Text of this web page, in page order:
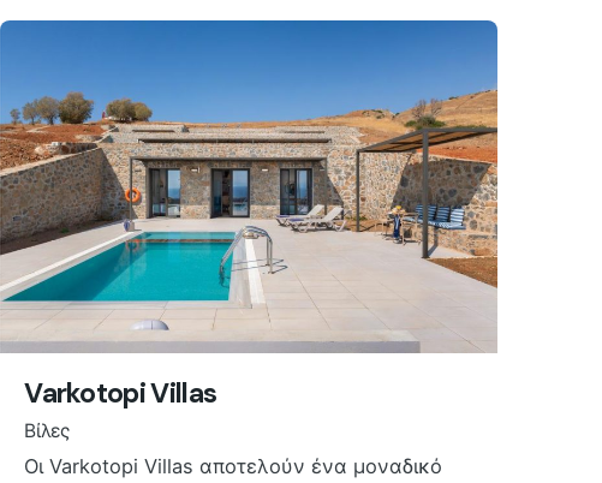
Varkotopi Villas
Βίλες
Οι Varkotopi Villas αποτελούν ένα μοναδικό